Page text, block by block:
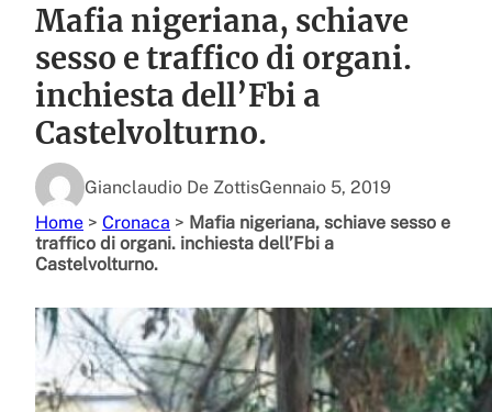
Mafia nigeriana, schiave
sesso e traffico di organi.
inchiesta dell’Fbi a
Castelvolturno.
Gianclaudio De ZottisGennaio 5, 2019
Home > Cronaca > Mafia nigeriana, schiave sesso e
traffico di organi. inchiesta dell’Fbi a
Castelvolturno.